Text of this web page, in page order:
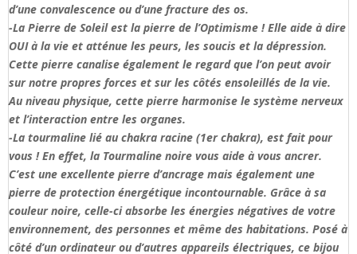
d’une convalescence ou d’une fracture des os.
-La Pierre de Soleil est la pierre de l’Optimisme ! Elle aide à dire
OUI à la vie et atténue les peurs, les soucis et la dépression.
Cette pierre canalise également le regard que l’on peut avoir
sur notre propres forces et sur les côtés ensoleillés de la vie.
Au niveau physique, cette pierre harmonise le système nerveux
et l’interaction entre les organes.
-La tourmaline lié au chakra racine (1er chakra), est fait pour
vous ! En effet, la Tourmaline noire vous aide à vous ancrer.
C’est une excellente pierre d’ancrage mais également une
pierre de protection énergétique incontournable. Grâce à sa
couleur noire, celle-ci absorbe les énergies négatives de votre
environnement, des personnes et même des habitations. Posé à
côté d’un ordinateur ou d’autres appareils électriques, ce bijou